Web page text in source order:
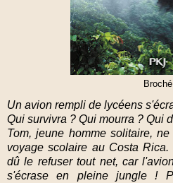
Broché
Un avion rempli de lycéens
Qui survivra ? Qui mourra ? Qui
Tom, jeune homme solitaire,
voyage scolaire au Costa
dû le refuser tout net, car
s'écrase en pleine jungle !